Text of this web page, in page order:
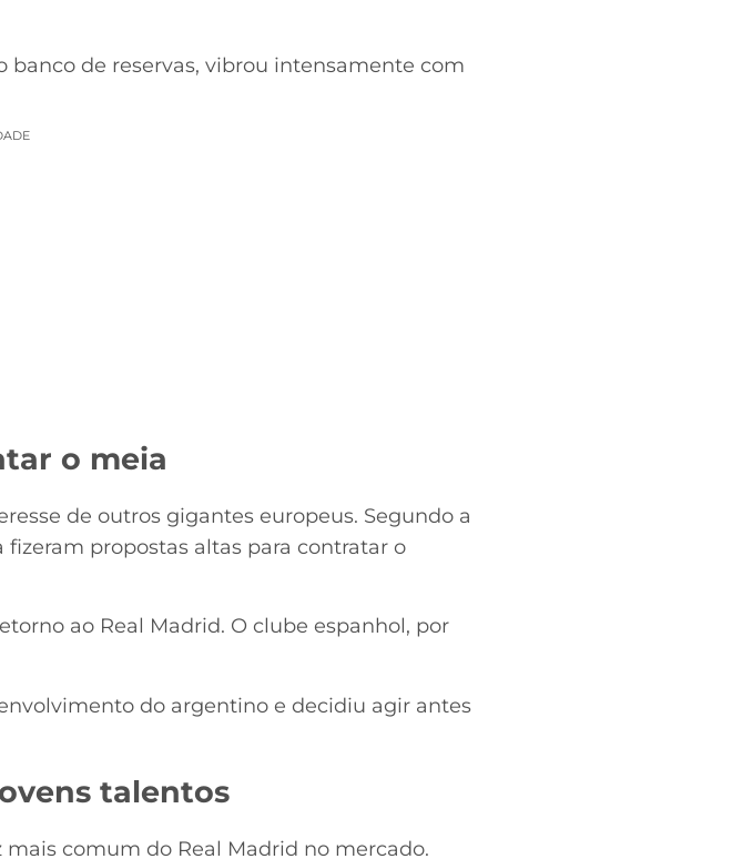
de reservas, vibrou intensamente com
o meia
de outros gigantes europeus. Segundo a
propostas altas para contratar o
ao Real Madrid. O clube espanhol, por
do argentino e decidiu agir antes
talentos
comum do Real Madrid no mercado.